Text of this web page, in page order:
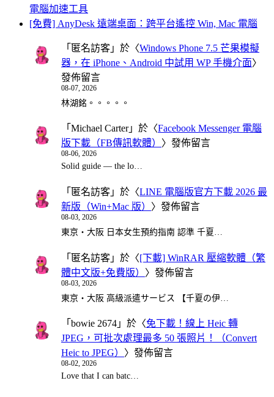
電腦加速工具
[免費] AnyDesk 遠端桌面：跨平台遙控 Win, Mac 電腦
「 匿名訪客 」於〈Windows Phone 7.5 芒果模擬
器，在 iPhone、Android 中試用 WP 手機介面〉
發佈留言
08-07, 2026
林湖銘。。。。。
「 Michael Carter」於〈Facebook Messenger 電腦
版下載（FB傳訊軟體） 〉發佈留言
08-06, 2026
Solid guide — the lo…
「 匿名訪客 」於〈LINE 電腦版官方下載 2026 最
新版（Win+Mac 版） 〉發佈留言
08-03, 2026
東京・大阪 日本女生預約指南 認準 千夏…
「 匿名訪客 」於〈[下載] WinRAR 壓縮軟體（繁
體中文版+免費版） 〉發佈留言
08-03, 2026
東京・大阪 高級派遣サービス 【千夏の伊…
「 bowie 2674 」於〈免下載！線上 Heic 轉
JPEG，可批次處理最多 50 張照片！（Convert
Heic to JPEG） 〉發佈留言
08-02, 2026
Love that I can batc…